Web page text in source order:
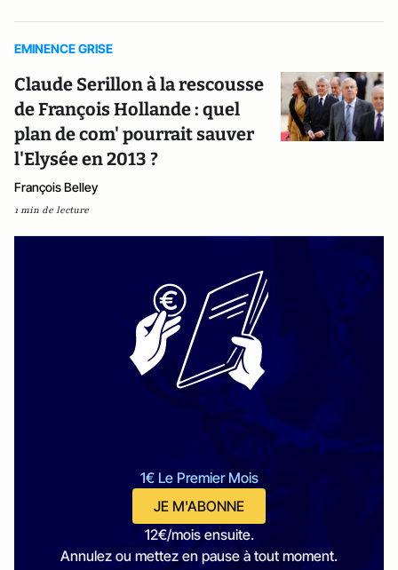
EMINENCE GRISE
Claude Serillon à la rescousse
de François Hollande : quel
plan de com' pourrait sauver
l'Elysée en 2013 ?
François Belley
1 min de lecture
1€ Le Premier Mois
JE M'ABONNE
12€/mois ensuite.
Annulez ou mettez en pause à tout moment.